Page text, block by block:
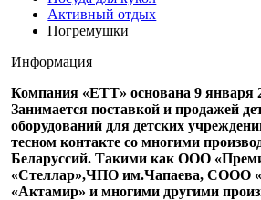
Активный отдых
Погремушки
Информация
Компания «ЕТТ» основана 9 января
Занимается поставкой и продажей
оборудований для детских
тесном контакте со многими
Беларуссий. Такими как ООО
«Стеллар»,ЧПО им.Чапаева, СООО
«Актамир» и многими другими